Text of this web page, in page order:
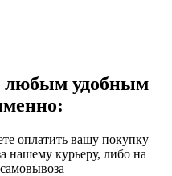
любым удобным
оплатить вашу покупку
нашему курьеру, либо на